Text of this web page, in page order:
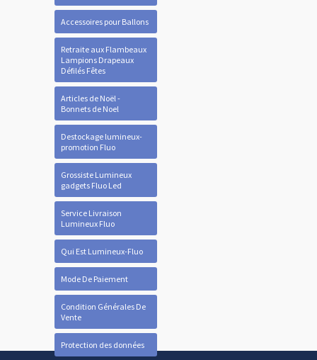
Accessoires pour Ballons
Retraite aux Flambeaux
Lampions Drapeaux
Défilés Fêtes
Articles de Noël -
Bonnets de Noel
Destockage lumineux-
promotion Fluo
Grossiste Lumineux
gadgets Fluo Led
Service Livraison
Lumineux Fluo
Qui Est Lumineux-Fluo
Mode De Paiement
Condition Générales De
Vente
Protection des données